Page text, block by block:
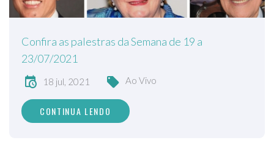
Confira as palestras da Semana de 19 a
23/07/2021
18 jul, 2021 Ao Vivo
CONTINUA LENDO